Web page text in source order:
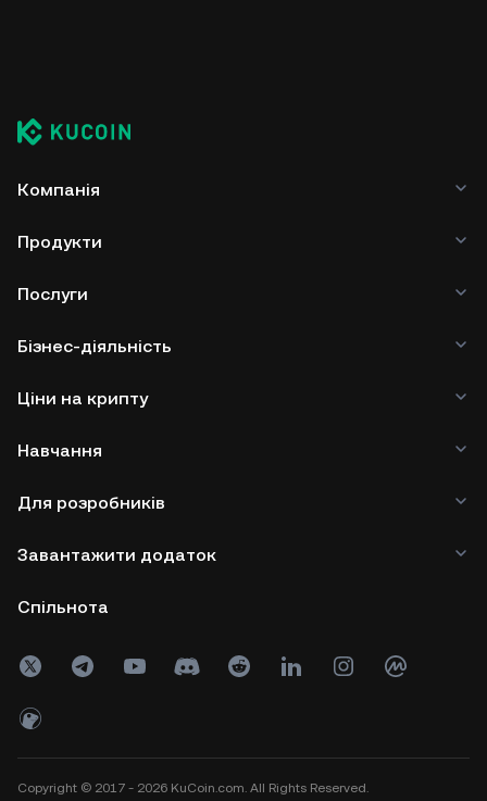
Компанія
Продукти
Послуги
Бізнес-діяльність
Ціни на крипту
Навчання
Для розробників
Завантажити додаток
Спільнота
Copyright © 2017 - 2026 KuCoin.com. All Rights Reserved.